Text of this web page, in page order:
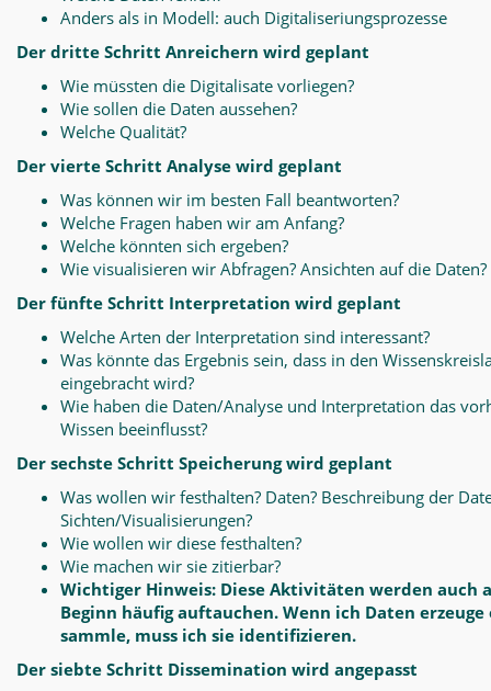
Anders als in Modell: auch Digitaliseriungsprozesse
Der dritte Schritt Anreichern wird geplant
Wie müssten die Digitalisate vorliegen?
Wie sollen die Daten aussehen?
Welche Qualität?
Der vierte Schritt Analyse wird geplant
Was können wir im besten Fall beantworten?
Welche Fragen haben wir am Anfang?
Welche könnten sich ergeben?
Wie visualisieren wir Abfragen? Ansichten auf die Daten?
Der fünfte Schritt Interpretation wird geplant
Welche Arten der Interpretation sind interessant?
Was könnte das Ergebnis sein, dass in den
eingebracht wird?
Wie haben die Daten/Analyse und Interpretation das
Wissen beeinflusst?
Der sechste Schritt Speicherung wird geplant
Was wollen wir festhalten? Daten? Beschreibung der
Sichten/Visualisierungen?
Wie wollen wir diese festhalten?
Wie machen wir sie zitierbar?
Wichtiger Hinweis: Diese Aktivitäten werden auch
Beginn häufig auftauchen. Wenn ich Daten erzeuge
sammle, muss ich sie identifizieren.
Der siebte Schritt Dissemination wird angepasst